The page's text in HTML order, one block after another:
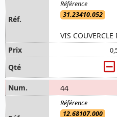
31.23410.052
VIS COUVERCLE
44
12.68107.000